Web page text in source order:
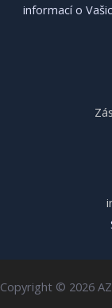
informací o
Copyright © 2026